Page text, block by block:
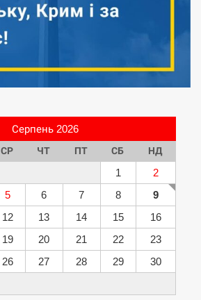
Серпень 2026
СР ЧТ ПТ СБ НД
1
2
5 6 7 8
9
12 13 14 15
16
19 20 21 22
23
26 27 28 29
30